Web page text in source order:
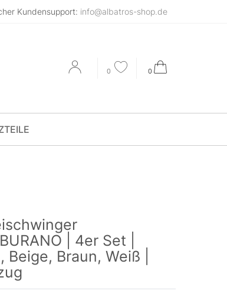
Kundensupport: info@albatros-shop.de
0 0
| 4er Set |
Braun, Weiß |